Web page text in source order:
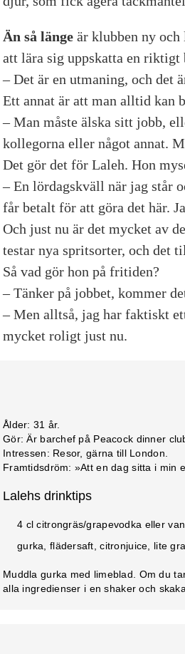
Än så länge är klubben ny
att lära sig uppskatta en riktigt
– Det är en utmaning, och det
Ett annat är att man alltid kan
– Man måste älska sitt jobb,
kollegorna eller något annat.
Det gör det för Laleh. Hon
– En lördagskväll när jag står
får betalt för att göra det här.
Och just nu är det mycket av
testar nya spritsorter, och det
Så vad gör hon på fritiden?
– Tänker på jobbet, kommer
– Men alltså, jag har faktiskt
mycket roligt just nu.
Ålder: 31 år.
Gör: Är barchef på Peacock dinner
Intressen: Resor, gärna till London.
Framtidsdröm: »Att en dag sitta i min
Lalehs drinktips
4 cl citrongräs/grapevodka eller
gurka, flädersaft, citronjuice, lite
Muddla gurka med limeblad. Om du
alla ingredienser i en shaker och